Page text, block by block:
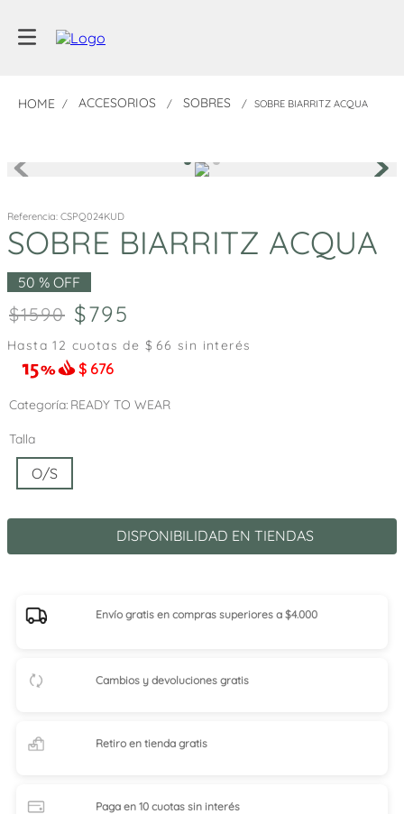
ACCESORIOS SOBRES SOBRE BIARRITZ ACQUA
Referencia: CSPQ024KUD
SOBRE BIARRITZ ACQUA
50 % OFF
1590 795
Hasta12 cuotas de $ 66 sin interés
$ 676
Categoría READY TO WEAR
Talla
O/S
DISPONIBILIDAD EN TIENDAS
Envío gratis en compras superiores a $4.000
Cambios y devoluciones gratis
Retiro en tiendagratis
Paga en 10 cuotassin interés